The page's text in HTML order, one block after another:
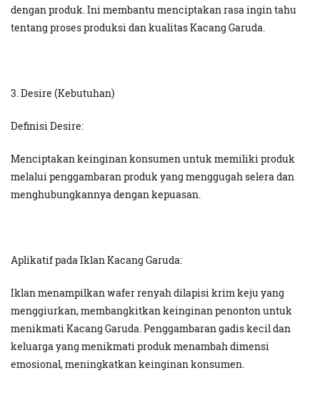
dengan produk. Ini membantu menciptakan rasa ingin tahu
tentang proses produksi dan kualitas Kacang Garuda.
3. Desire (Kebutuhan)
Definisi Desire:
Menciptakan keinginan konsumen untuk memiliki produk
melalui penggambaran produk yang menggugah selera dan
menghubungkannya dengan kepuasan.
Aplikatif pada Iklan Kacang Garuda:
Iklan menampilkan wafer renyah dilapisi krim keju yang
menggiurkan, membangkitkan keinginan penonton untuk
menikmati Kacang Garuda. Penggambaran gadis kecil dan
keluarga yang menikmati produk menambah dimensi
emosional, meningkatkan keinginan konsumen.